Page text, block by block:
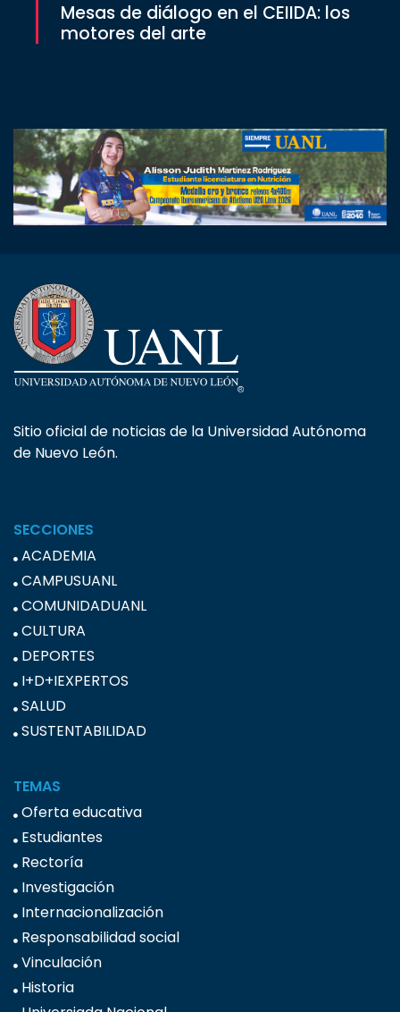
Mesas de diálogo en el CEIIDA: los
motores del arte
Sitio oficial de noticias de la Universidad Autónoma
de Nuevo León.
SECCIONES
ACADEMIA
CAMPUSUANL
COMUNIDADUANL
CULTURA
DEPORTES
I+D+IEXPERTOS
SALUD
SUSTENTABILIDAD
TEMAS
Oferta educativa
Estudiantes
Rectoría
Investigación
Internacionalización
Responsabilidad social
Vinculación
Historia